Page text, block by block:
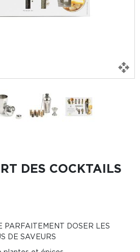
DES COCKTAILS
PARFAITEMENT DOSER LES
DE SAVEURS